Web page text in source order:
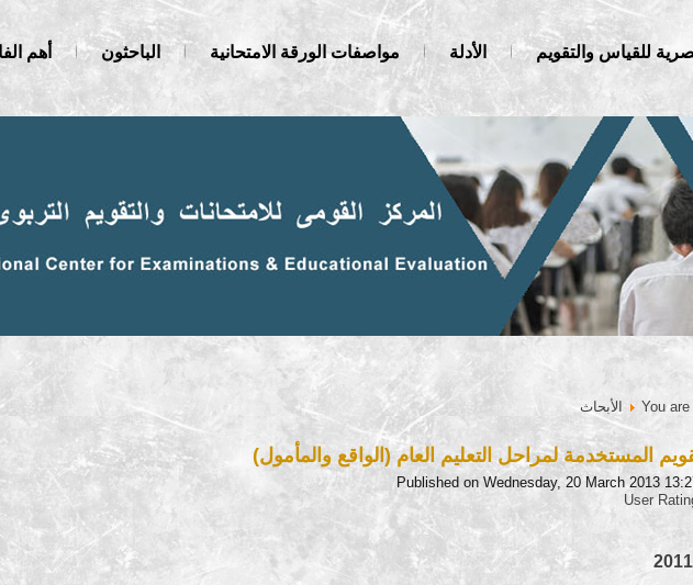
للقياس والتقويم الأدلة مواصفات الورقة الامتحانية الباحثون أهم
You are الأبحاث
المستخدمة لمراحل التعليم العام (الواقع والمأمول)
Published on Wednesday, 20 March 2013
User